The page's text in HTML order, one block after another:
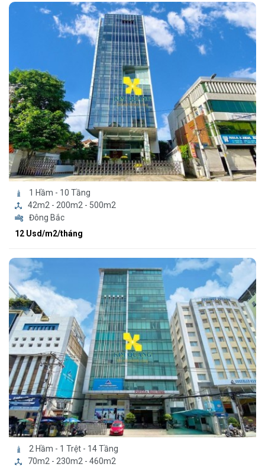
1 Hầm - 10 Tầng
42m2 - 200m2 - 500m2
Đông Bắc
12 Usd/m2/tháng
2 Hầm - 1 Trệt - 14 Tầng
70m2 - 230m2 - 460m2